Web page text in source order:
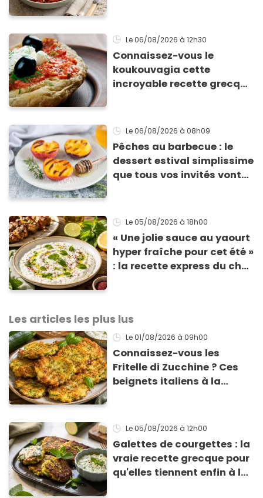
Le 06/08/2026 à 12h30
Connaissez-vous le
koukouvagia cette
incroyable recette grecque
Le 06/08/2026 à 08h09
Pêches au barbecue : le
dessert estival simplissime
que tous vos invités vont
Le 05/08/2026 à 18h00
« Une jolie sauce au yaourt
hyper fraîche pour cet été »
: la recette express du chef
Les articles les plus lus
Le 01/08/2026 à 09h00
Connaissez-vous les
Fritelle di Zucchine ? Ces
beignets italiens à la
Le 05/08/2026 à 12h00
Galettes de courgettes : la
vraie recette grecque pour
qu'elles tiennent enfin à la